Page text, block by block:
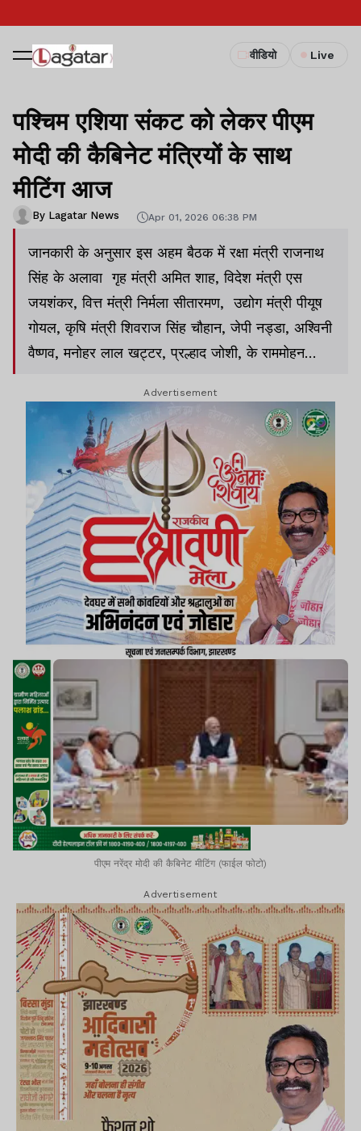
वीडियो Live
पश्चिम एशिया संकट को लेकर पीएम
मोदी की कैबिनेट मंत्रियों के साथ
मीटिंग आज
By Lagatar News Apr 01, 2026 06:38 PM
जानकारी के अनुसार इस अहम बैठक में रक्षा मंत्री राजनाथ
सिंह के अलावा गृह मंत्री अमित शाह, विदेश मंत्री एस
जयशंकर, वित्त मंत्री निर्मला सीतारमण, उद्योग मंत्री पीयूष
गोयल, कृषि मंत्री शिवराज सिंह चौहान, जेपी नड्डा, अश्विनी
वैष्णव, मनोहर लाल खट्टर, प्रल्हाद जोशी, के राममोहन
Advertisement
पीएम नरेंद्र मोदी की कैबिनेट मीटिंग (फाईल फोटो)
Advertisement